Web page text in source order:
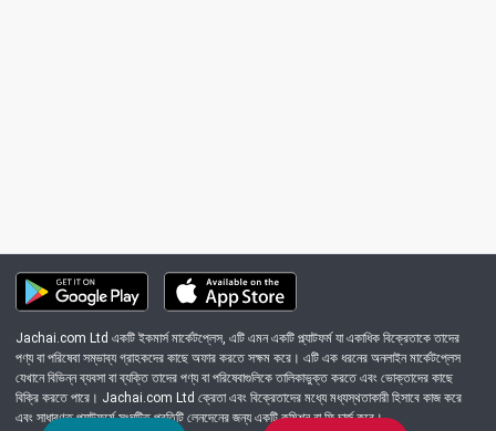
Jachai.com Ltd একটি ইকমার্স মার্কেটপ্লেস, এটি এমন একটি প্ল্যাটফর্ম যা একাধিক বিক্রেতাকে তাদের
পণ্য বা পরিষেবা সম্ভাব্য গ্রাহকদের কাছে অফার করতে সক্ষম করে। এটি এক ধরনের অনলাইন মার্কেটপ্লেস
যেখানে বিভিন্ন ব্যবসা বা ব্যক্তি তাদের পণ্য বা পরিষেবাগুলিকে তালিকাভুক্ত করতে এবং ভোক্তাদের কাছে
বিক্রি করতে পারে। Jachai.com Ltd ক্রেতা এবং বিক্রেতাদের মধ্যে মধ্যস্থতাকারী হিসাবে কাজ করে
এবং সাধারণত প্ল্যাটফর্মে সংঘটিত প্রতিটি লেনদেনের জন্য একটি কমিশন বা ফি চার্জ করে।